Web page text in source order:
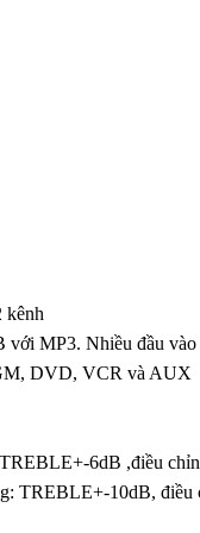
kênh
MP3. Nhiều đầu
DVD, VCR và AUX
6dB ,điều
TREBLE+-10dB,